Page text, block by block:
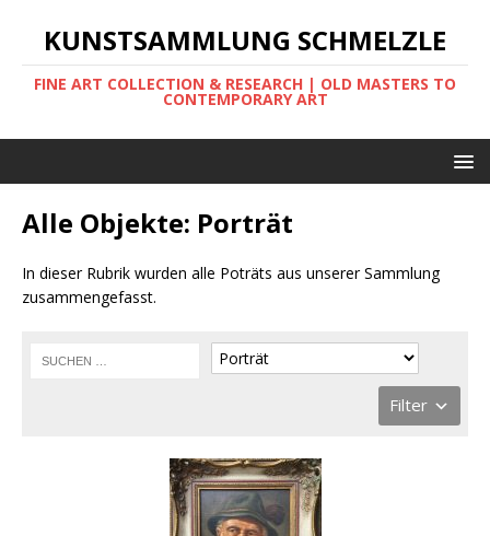
KUNSTSAMMLUNG SCHMELZLE
FINE ART COLLECTION & RESEARCH | OLD MASTERS TO
CONTEMPORARY ART
Alle Objekte: Porträt
In dieser Rubrik wurden alle Poträts aus unserer Sammlung
zusammengefasst.
Filter